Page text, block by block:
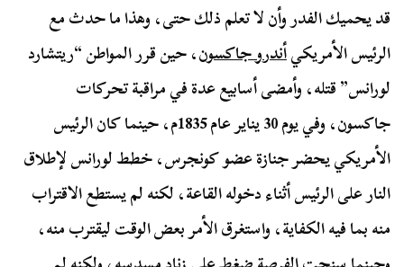
قد يحميك الفدر وأن لا تعلم ذلك حتى، وهذا ما حدث مع
الرئيس الأمريكيأندرو جاكسون، حين قرر المواطن “ريتشارد
لورانس” قتله، وأمضى أسابيع عدة في مراقبة تحركات
جاكسون، وفي يوم 30 يناير عام 1835م، حينما كان الرئيس
الأمريكي يحضر جنازة عضو كونجرس، خطط لورانس لإطلاق
النار على الرئيس أثناء دخوله القاعة، لكنه لم يستطع الاقتراب
منه بما فيه الكفاية، واستغرق الأمر بعض الوقت ليقترب منه،